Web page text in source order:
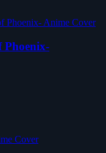
Phoenix-